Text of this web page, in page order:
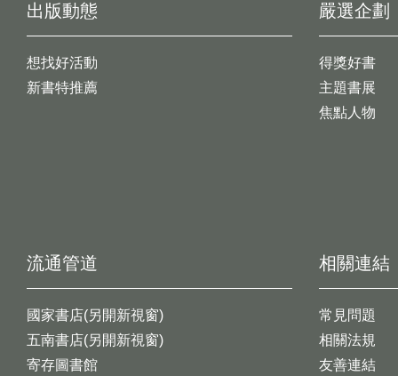
出版動態
想找好活動
新書特推薦
嚴選企劃
得獎好書
主題書展
焦點人物
流通管道
國家書店(另開新視窗)
五南書店(另開新視窗)
寄存圖書館
相關連結
常見問題
相關法規
友善連結